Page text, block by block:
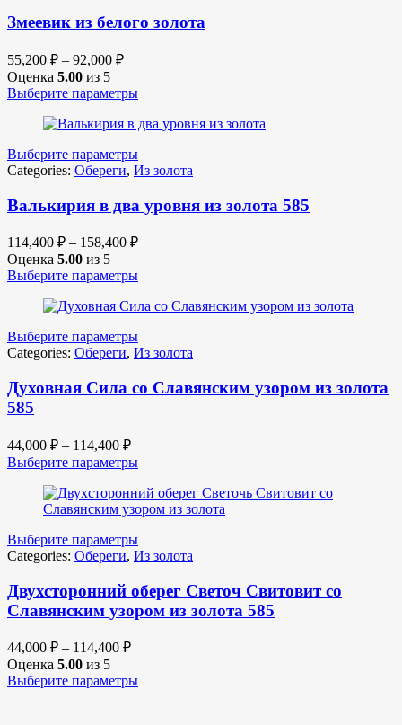
Змеевик из белого золота
55,200 ₽ – 92,000 ₽
Оценка 5.00 из 5
Выберите параметры
Выберите параметры
Categories: Обереги, Из золота
Валькирия в два уровня из золота 585
114,400 ₽ – 158,400 ₽
Оценка 5.00 из 5
Выберите параметры
Выберите параметры
Categories: Обереги, Из золота
Духовная Сила со Славянским узором из золота
585
44,000 ₽ – 114,400 ₽
Выберите параметры
Выберите параметры
Categories: Обереги, Из золота
Двухсторонний оберег Светоч Свитовит со
Славянским узором из золота 585
44,000 ₽ – 114,400 ₽
Оценка 5.00 из 5
Выберите параметры